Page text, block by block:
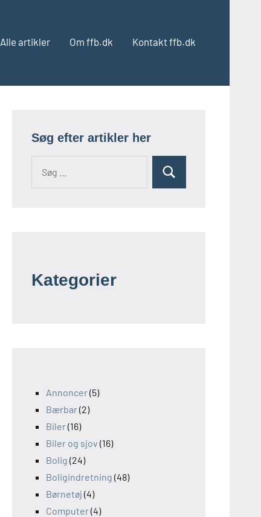
Alle artikler Om ffb.dk Kontakt ffb.dk
Søg efter artikler her
Kategorier
Annoncer(5)
Bærbar(2)
Biler(16)
Biler og sjov (16)
Bolig (24)
Boligindretning (48)
Børnetøj (4)
Computer(4)